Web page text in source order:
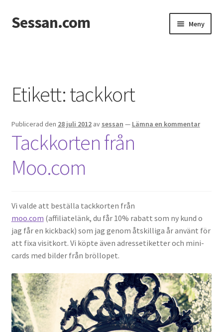
Hoppa
till
Hoppa
till
Sessan.com Meny
Integritetspolicy
Jessicas & Marcus bröllop
Ett helt fantastiskt bröllop!
Från Photoboothet
Gästgalleri
Information
Klädkod: Mörk kostym
Vigseln: Maria Magdalena Kyrka
Etikett:tackkort
Publicerad den 28 juli 2012 av sessan — Lämna en kommentar
Tackkorten från
Moo.com
Vi valde att beställa tackkorten från
moo.com (affiliatelänk, du får 10% rabatt som ny kund o
jag får en kickback) som jag genom åtskilliga år använt för
att fixa visitkort. Vi köpte även adressetiketter och mini-
cards med bilder från bröllopet.